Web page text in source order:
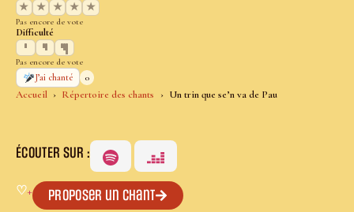
Accueil Répertoire des chants Un trin que se’n va de Pau
★
★ ★ ★ ★
Pas encore de vote
Difficulté
Pas encore de vote
J’ai chanté
0
ÉCOUTER SUR :
♡+ Proposer un chant